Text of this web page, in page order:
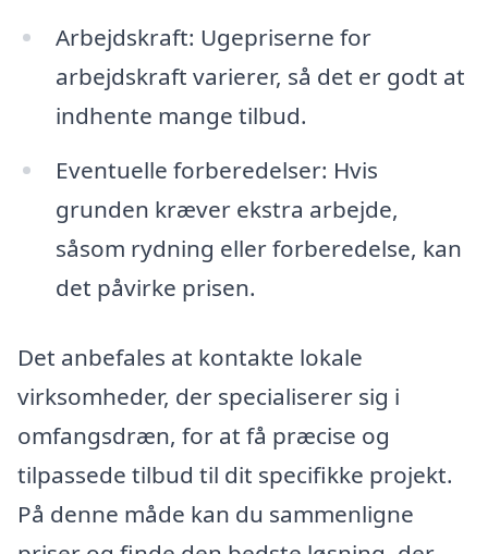
Arbejdskraft: Ugepriserne for
arbejdskraft varierer, så det er godt at
indhente mange tilbud.
Eventuelle forberedelser: Hvis
grunden kræver ekstra arbejde,
såsom rydning eller forberedelse, kan
det påvirke prisen.
Det anbefales at kontakte lokale
virksomheder, der specialiserer sig i
omfangsdræn, for at få præcise og
tilpassede tilbud til dit specifikke projekt.
På denne måde kan du sammenligne